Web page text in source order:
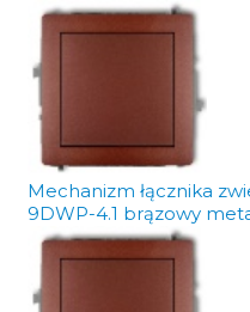
Mechanizm łącznika
9DWP-4.1 brązowy